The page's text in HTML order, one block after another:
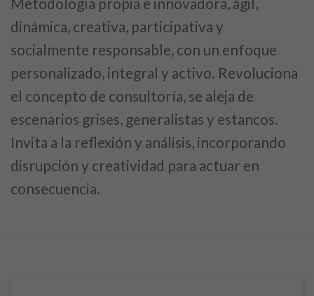
dinámica, creativa, participativa y
socialmente responsable, con un enfoque
personalizado, integral y activo. Revoluciona
el concepto de consultoría, se aleja de
escenarios grises, generalistas y estancos.
Invita a la reflexión y análisis, incorporando
disrupción y creatividad para actuar en
consecuencia.